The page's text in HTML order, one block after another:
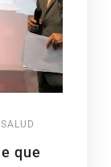
SALUD
que